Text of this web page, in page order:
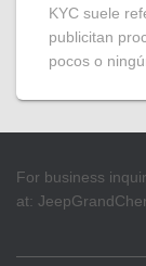
KYC suele
publicitan
pocos o
For business
at: